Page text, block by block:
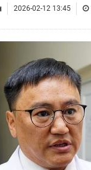
2026-02-12 13:45